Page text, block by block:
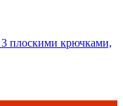
плоскими крючками,